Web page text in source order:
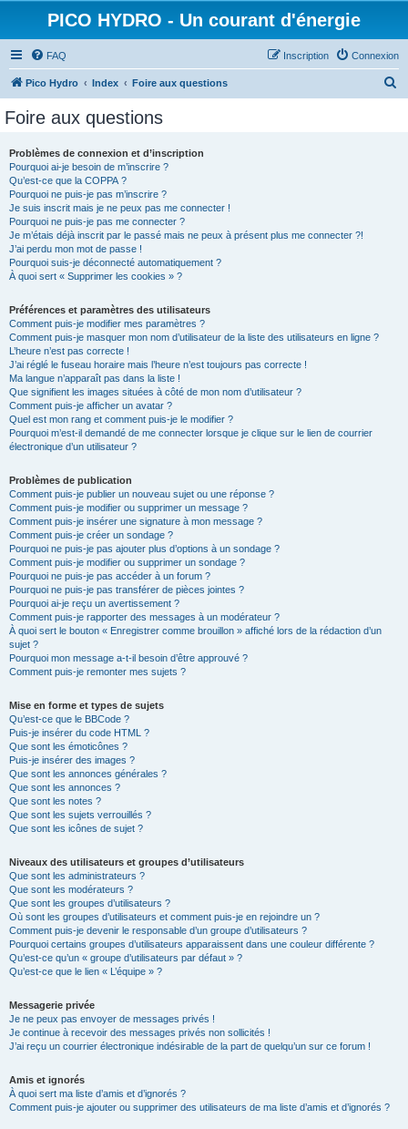
PICO HYDRO - Un courant d'énergie
FAQ Connexion
Inscription
Pico Hydro Index Foire aux questions
Foire aux questions
Problèmes de connexion et d’inscription
Pourquoi ai-je besoin de m’inscrire ?
Qu’est-ce que la COPPA ?
Pourquoi ne puis-je pas m’inscrire ?
Je suis inscrit mais je ne peux pas me connecter !
Pourquoi ne puis-je pas me connecter ?
Je m’étais déjà inscrit par le passé mais ne peux à présent plus me connecter ?!
J’ai perdu mon mot de passe !
Pourquoi suis-je déconnecté automatiquement ?
À quoi sert « Supprimer les cookies » ?
Préférences et paramètres des utilisateurs
Comment puis-je modifier mes paramètres ?
Comment puis-je masquer mon nom d’utilisateur de la liste des utilisateurs en ligne ?
L’heure n’est pas correcte !
J’ai réglé le fuseau horaire mais l’heure n’est toujours pas correcte !
Ma langue n’apparaît pas dans la liste !
Que signifient les images situées à côté de mon nom d’utilisateur ?
Comment puis-je afficher un avatar ?
Quel est mon rang et comment puis-je le modifier ?
Pourquoi m’est-il demandé de me connecter lorsque je clique sur le lien de courrier
électronique d’un utilisateur ?
Problèmes de publication
Comment puis-je publier un nouveau sujet ou une réponse ?
Comment puis-je modifier ou supprimer un message ?
Comment puis-je insérer une signature à mon message ?
Comment puis-je créer un sondage ?
Pourquoi ne puis-je pas ajouter plus d’options à un sondage ?
Comment puis-je modifier ou supprimer un sondage ?
Pourquoi ne puis-je pas accéder à un forum ?
Pourquoi ne puis-je pas transférer de pièces jointes ?
Pourquoi ai-je reçu un avertissement ?
Comment puis-je rapporter des messages à un modérateur ?
À quoi sert le bouton « Enregistrer comme brouillon » affiché lors de la rédaction d’un
sujet ?
Pourquoi mon message a-t-il besoin d’être approuvé ?
Comment puis-je remonter mes sujets ?
Mise en forme et types de sujets
Qu’est-ce que le BBCode ?
Puis-je insérer du code HTML ?
Que sont les émoticônes ?
Puis-je insérer des images ?
Que sont les annonces générales ?
Que sont les annonces ?
Que sont les notes ?
Que sont les sujets verrouillés ?
Que sont les icônes de sujet ?
Niveaux des utilisateurs et groupes d’utilisateurs
Que sont les administrateurs ?
Que sont les modérateurs ?
Que sont les groupes d’utilisateurs ?
Où sont les groupes d’utilisateurs et comment puis-je en rejoindre un ?
Comment puis-je devenir le responsable d’un groupe d’utilisateurs ?
Pourquoi certains groupes d’utilisateurs apparaissent dans une couleur différente ?
Qu’est-ce qu’un « groupe d’utilisateurs par défaut » ?
Qu’est-ce que le lien « L’équipe » ?
Messagerie privée
Je ne peux pas envoyer de messages privés !
Je continue à recevoir des messages privés non sollicités !
J’ai reçu un courrier électronique indésirable de la part de quelqu’un sur ce forum !
Amis et ignorés
À quoi sert ma liste d’amis et d’ignorés ?
Comment puis-je ajouter ou supprimer des utilisateurs de ma liste d’amis et d’ignorés ?